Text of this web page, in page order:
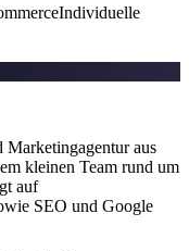
Individuelle
Marketingagentur aus
kleinen Team rund um
auf
SEO und Google